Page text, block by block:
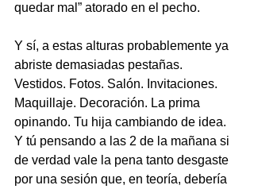
quedar mal” atorado en el pecho.
Y sí, a estas alturas probablemente ya
abriste demasiadas pestañas.
Vestidos. Fotos. Salón. Invitaciones.
Maquillaje. Decoración. La prima
opinando. Tu hija cambiando de idea.
Y tú pensando a las 2 de la mañana si
de verdad vale la pena tanto desgaste
por una sesión que, en teoría, debería